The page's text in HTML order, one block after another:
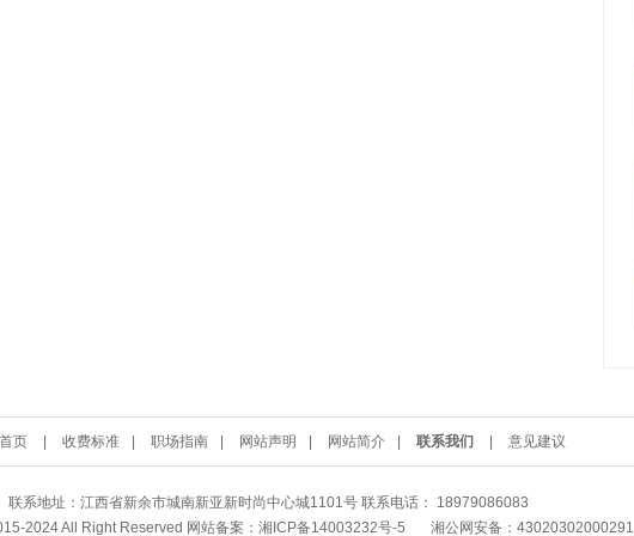
页 收费标准 职场指南 网站声明 网站简介 联系我们 意见建议
联系地址：江西省新余市城南新亚新时尚中心城1101号 联系电话： 18979086083
2024 All Right Reserved 网站备案： 湘ICP备14003232号-5 湘公网安备：43020302000291